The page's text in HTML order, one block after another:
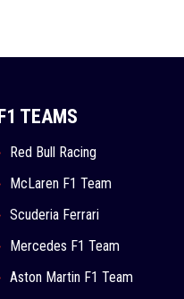
F1 TEAMS
Red Bull Racing
McLaren F1 Team
Scuderia Ferrari
Mercedes F1 Team
Aston Martin F1 Team